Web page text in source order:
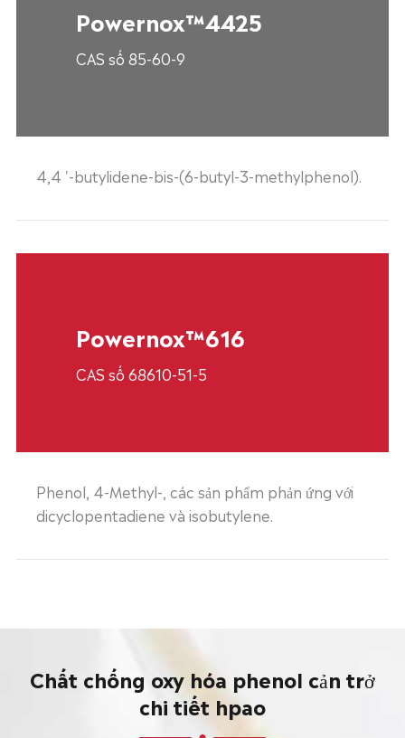
Powernox™4425
CAS số 85-60-9
4,4 '-butylidene-bis-(6-butyl-3-methylphenol).
Powernox™616
CAS số 68610-51-5
Phenol, 4-Methyl-, các sản phẩm phản ứng với
dicyclopentadiene và isobutylene.
Chất chống oxy hóa phenol cản trở
chi tiết hpao